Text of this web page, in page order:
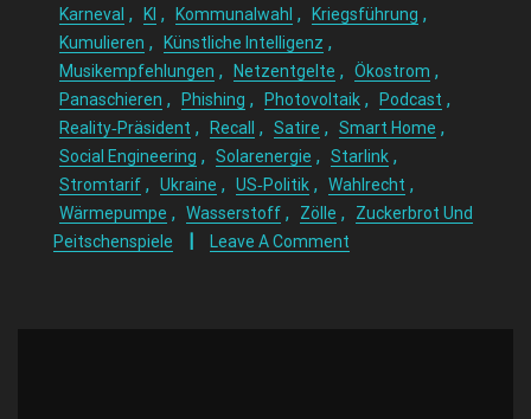
Karneval , KI , Kommunalwahl , Kriegsführung ,
Kumulieren , Künstliche Intelligenz ,
Musikempfehlungen , Netzentgelte , Ökostrom ,
Panaschieren , Phishing , Photovoltaik , Podcast ,
Reality‑Präsident , Recall , Satire , Smart Home ,
Social Engineering , Solarenergie , Starlink ,
Stromtarif , Ukraine , US‑Politik , Wahlrecht ,
Wärmepumpe , Wasserstoff , Zölle ,
Zuckerbrot Und
Peitschenspiele
Leave A Comment